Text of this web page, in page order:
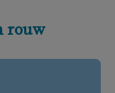
rouw